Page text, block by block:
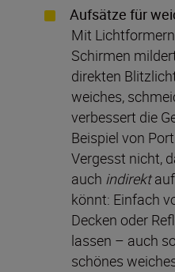
Aufsätze für
Mit
Schirmen
direkten
weiches,
verbessert die
Beispiel von
Vergesst nicht,
auch indirektauf
könnt: Einfach
Decken oder
lassen – auch
schönes